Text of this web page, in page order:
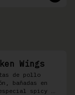
Wings
de pollo
bañadas en
spicy